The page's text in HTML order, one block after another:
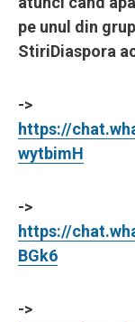
pe unul din
StiriDiaspora
->
https://
wytbimH
->
https://
BGk6
->